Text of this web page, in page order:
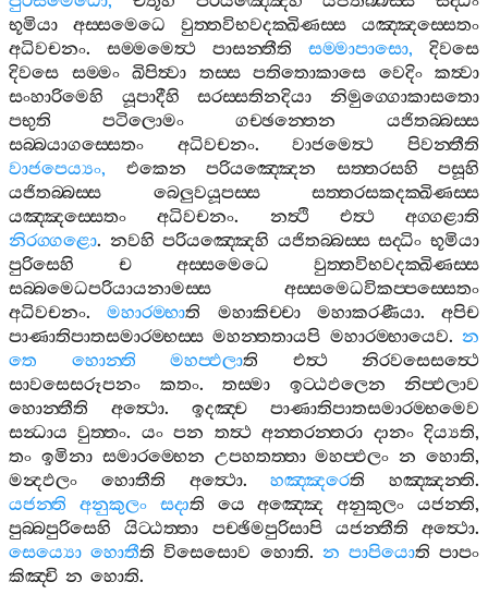
භූමියා
අස‍්සමෙධෙ වුත‍්තවිභවදක‍්ඛිණස‍්ස
යඤ‍්ඤස‍්සෙතං
අධිවචනං. සම‍්මමෙත්‍ථ පාසන‍්තීති සම‍්මාපාසො,
දිවසෙ
දිවසෙ
සම‍්මං ඛිපිත්‍වා තස‍්ස පතිතොකාසෙ වෙදිං
කත්‍වා
සංහාරිමෙහි
යූපාදීහි සරස‍්සතිනදියා
නිමුග‍්ගොකාසතො
පභුති
පටිලොමං ගච‍්ඡන‍්තෙන
යජිතබ‍්බස‍්ස
සබ‍්බයාගස‍්සෙතං
අධිවචනං.වාජමෙත්‍ථ
පිවන‍්තීති
වාජපෙය්‍යං, එකෙන පරියඤ‍්ඤෙන සත‍්තරසහි
පසූහි
යජිතබ‍්බස‍්ස
බෙලුවයූපස‍්ස
සත‍්තරසකදක‍්ඛිණස‍්ස
යඤ‍්ඤස‍්සෙතං
අධිවචනං. නත්‍ථි එත්‍ථ
අග‍්ගළාති
නිරග‍්ගළො. නවහි පරියඤ‍්ඤෙහි යජිතබ‍්බස‍්ස සද‍්ධිං භූමියා
පුරිසෙහි
ච අස‍්සමෙධෙ
වුත‍්තවිභවදක‍්ඛිණස‍්ස
සබ‍්බමෙධපරියායනාමස‍්ස
අස‍්සමෙධවිකප‍්පස‍්සෙතං
අධිවචනං.මහාරම‍්භාති මහාකිච‍්චා මහාකරණීයා. අපිච
පාණාතිපාතසමාරම‍්භස‍්ස මහන‍්තතායපි මහාරම‍්භායෙව.න
තෙ
හොන‍්ති මහප‍්ඵලාති එත්‍ථ
නිරවසෙසත්‍ථෙ
සාවසෙසරූපනං
කතං. තස‍්මා ඉට‍්ඨඵලෙන
නිප‍්ඵලාව
හොන‍්තීති
අත්‍ථො. ඉදඤ‍්ච
පාණාතිපාතසමාරම‍්භමෙව
සන්‍ධාය වුත‍්තං. යං පන තත්‍ථ අන‍්තරන‍්තරා දානං දිය්‍යති,
තං ඉමිනා සමාරම‍්භෙන උපහතත‍්තා මහප‍්ඵලං න හොති,
මන්‍දඵලං
හොතීති අත්‍ථො.හඤ‍්ඤරෙති හඤ‍්ඤන‍්ති.
යජන‍්ති
අනුකුලං සදාති යෙ අඤ‍්ඤෙ අනුකුලං යජන‍්ති,
පුබ‍්බපුරිසෙහි
යිට‍්ඨත‍්තා පච‍්ඡිමපුරිසාපි යජන‍්තීති අත්‍ථො.
සෙය්‍යො හොතීති විසෙසොව හොති. න පාපියොති පාපං
කිඤ‍්චි න හොති.